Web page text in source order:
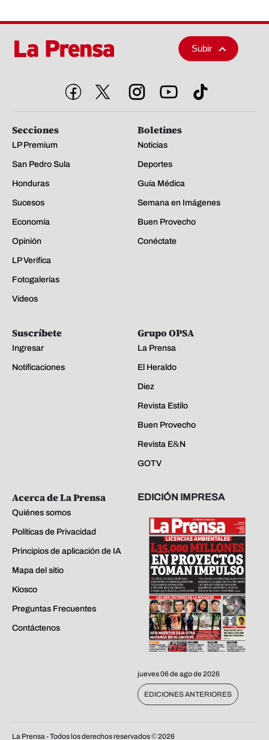
Subir
Secciones
LP Premium
San Pedro Sula
Honduras
Sucesos
Economía
Opinión
LP Verifica
Fotogalerías
Videos
Boletines
Noticias
Deportes
Guía Médica
Semana en Imágenes
Buen Provecho
Conéctate
Suscríbete
Ingresar
Notificaciones
Grupo OPSA
La Prensa
El Heraldo
Diez
Revista Estilo
Buen Provecho
Revista E&N
GOTV
Acerca de La Prensa
Quiénes somos
Políticas de Privacidad
Principios de aplicación de IA
Mapa del sitio
Kiosco
Preguntas Frecuentes
Contáctenos
EDICIÓN IMPRESA
jueves 06 de ago de 2026
EDICIONES ANTERIORES
La Prensa - Todos los derechos reservados ©2026